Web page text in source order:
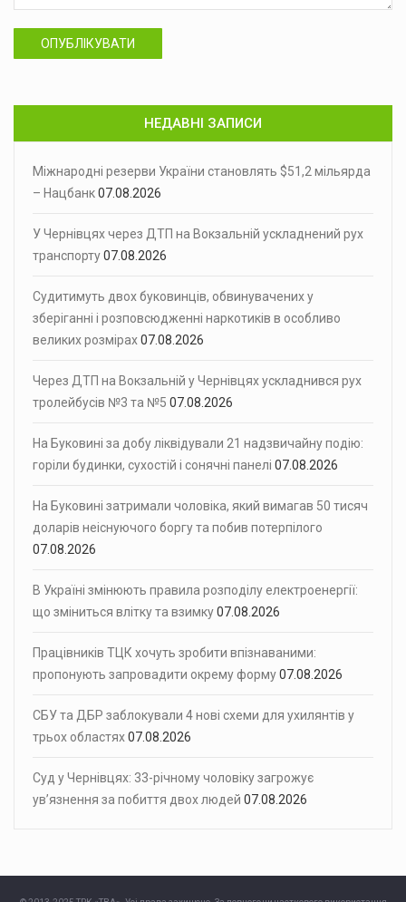
ОПУБЛІКУВАТИ
НЕДАВНІ ЗАПИСИ
Міжнародні резерви України становлять $51,2 мільярда
– Нацбанк07.08.2026
У Чернівцях через ДТП на Вокзальній ускладнений рух
транспорту07.08.2026
Судитимуть двох буковинців, обвинувачених у
зберіганні і розповсюдженні наркотиків в особливо
великих розмірах07.08.2026
Через ДТП на Вокзальній у Чернівцях ускладнився рух
тролейбусів №3 та №5 07.08.2026
На Буковині за добу ліквідували 21 надзвичайну подію:
горіли будинки, сухостій і сонячні панелі 07.08.2026
На Буковині затримали чоловіка, який вимагав 50 тисяч
доларів неіснуючого боргу та побив потерпілого
07.08.2026
В Україні змінюють правила розподілу електроенергії:
що зміниться влітку та взимку07.08.2026
Працівників ТЦК хочуть зробити впізнаваними:
пропонують запровадити окрему форму07.08.2026
СБУ та ДБР заблокували 4 нові схеми для ухилянтів у
трьох областях07.08.2026
Суд у Чернівцях: 33-річному чоловіку загрожує
ув’язнення за побиття двох людей 07.08.2026